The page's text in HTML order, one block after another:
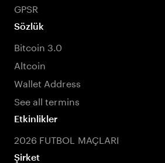
GPSR
Sözlük
Bitcoin 3.0
Altcoin
Wallet Address
See all termins
Etkinlikler
2026 FUTBOL MAÇLARI
Şirket